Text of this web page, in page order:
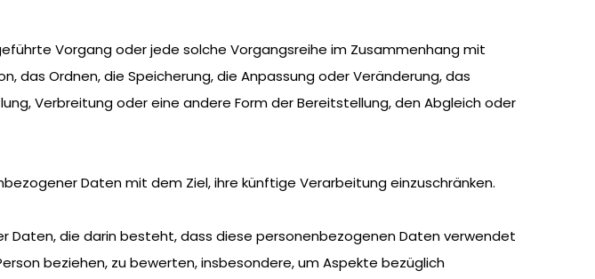
Vorgang oder jede solche Vorgangsreihe im Zusammenhang mit
das Ordnen, die Speicherung, die Anpassung oder Veränderung, das
Verbreitung oder eine andere Form der Bereitstellung, den Abgleich oder
Daten mit dem Ziel, ihre künftige Verarbeitung einzuschränken.
die darin besteht, dass diese personenbezogenen Daten verwendet
beziehen, zu bewerten, insbesondere, um Aspekte bezüglich